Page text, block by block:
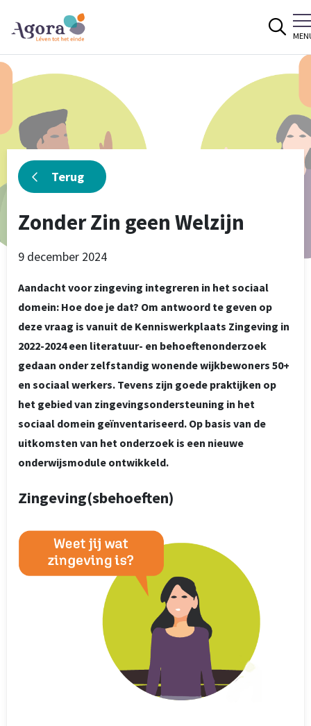
Terug
Zonder Zin geen Welzijn
9 december 2024
Aandacht voor zingeving integreren in het sociaal
domein: Hoe doe je dat? Om antwoord te geven op
deze vraag is vanuit de Kenniswerkplaats Zingeving in
2022-2024 een literatuur- en behoeftenonderzoek
gedaan onder zelfstandig wonende wijkbewoners 50+
en sociaal werkers. Tevens zijn goede praktijken op
het gebied van zingevingsondersteuning in het
sociaal domein geïnventariseerd. Op basis van de
uitkomsten van het onderzoek is een nieuwe
onderwijsmodule ontwikkeld.
Zingeving(sbehoeften)